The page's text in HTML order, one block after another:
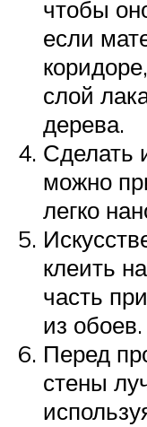
чтобы
если
слой
дерева.
Сделать
можно
легко
клеить
часть
из обоев.
Перед
стены